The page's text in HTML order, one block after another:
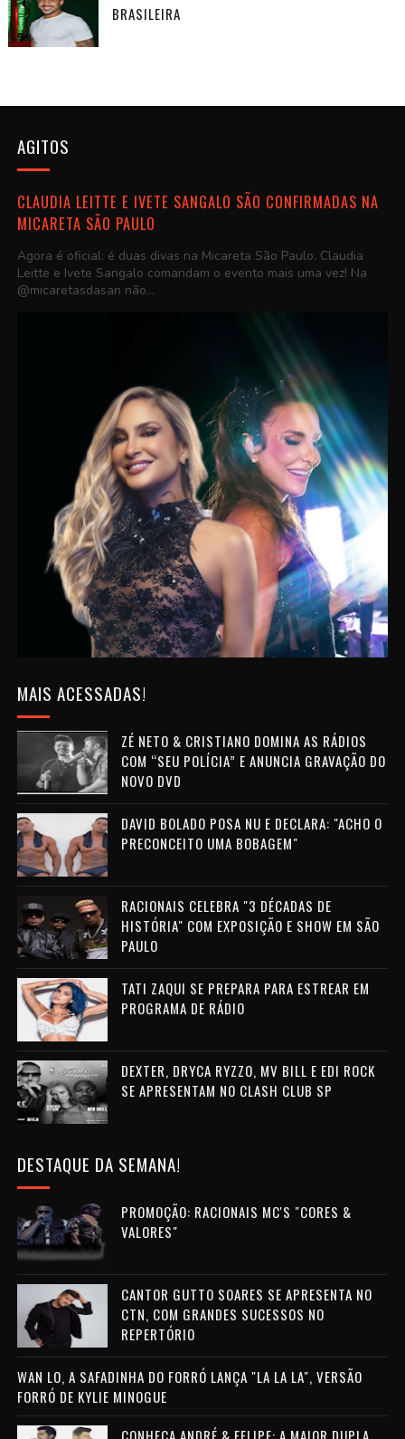
BRASILEIRA
AGITOS
CLAUDIA LEITTE E IVETE SANGALO SÃO CONFIRMADAS NA
MICARETA SÃO PAULO
Agora é oficial: é duas divas na Micareta São Paulo. Claudia
Leitte e Ivete Sangalo comandam o evento mais uma vez! Na
@micaretasdasan não...
MAIS ACESSADAS!
ZÉ NETO & CRISTIANO DOMINA AS RÁDIOS
COM “SEU POLÍCIA” E ANUNCIA GRAVAÇÃO DO
NOVO DVD
DAVID BOLADO POSA NU E DECLARA: "ACHO O
PRECONCEITO UMA BOBAGEM"
RACIONAIS CELEBRA "3 DÉCADAS DE
HISTÓRIA" COM EXPOSIÇÃO E SHOW EM SÃO
PAULO
TATI ZAQUI SE PREPARA PARA ESTREAR EM
PROGRAMA DE RÁDIO
DEXTER, DRYCA RYZZO, MV BILL E EDI ROCK
SE APRESENTAM NO CLASH CLUB SP
DESTAQUE DA SEMANA!
PROMOÇÃO: RACIONAIS MC'S "CORES &
VALORES"
CANTOR GUTTO SOARES SE APRESENTA NO
CTN, COM GRANDES SUCESSOS NO
REPERTÓRIO
WAN LO, A SAFADINHA DO FORRÓ LANÇA "LA LA LA", VERSÃO
FORRÓ DE KYLIE MINOGUE